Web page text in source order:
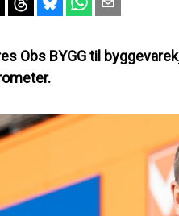
Obs BYGG til